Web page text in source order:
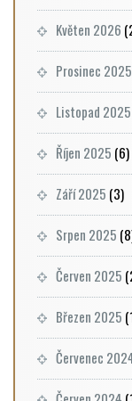
Květen 2026
Prosinec 2025
Listopad 2025
Říjen 2025 (6)
Září 2025 (3)
Srpen 2025
Červen 2025
Březen 2025
Červenec